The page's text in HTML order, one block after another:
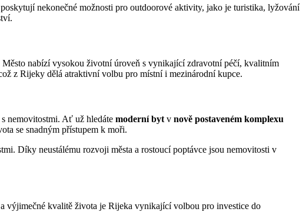
nekonečné možnosti pro outdoorové aktivity, jako je turistika, lyžování
nabízí vysokou životní úroveň s vynikající zdravotní péčí, kvalitním
z Rijeky dělá atraktivní volbu pro místní i mezinárodní kupce.
nemovitostmi. Ať už hledáte moderní bytv nově postaveném komplexu
se snadným přístupem k moři.
Díky neustálému rozvoji města a rostoucí poptávce jsou nemovitosti v
výjimečné kvalitě života je Rijeka vynikající volbou pro investice do